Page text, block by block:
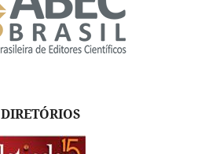
DIRETÓRIOS